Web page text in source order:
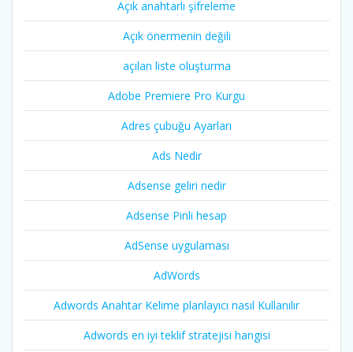
Açık anahtarlı şifreleme
Açık önermenin değili
açılan liste oluşturma
Adobe Premiere Pro Kurgu
Adres çubuğu Ayarları
Ads Nedir
Adsense geliri nedir
Adsense Pinli hesap
AdSense uygulaması
AdWords
Adwords Anahtar Kelime planlayıcı nasıl Kullanılır
Adwords en iyi teklif stratejisi hangisi